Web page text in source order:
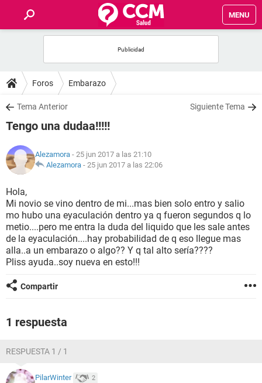
MENU
FOROS
SALUD
FAMILIA
NUTRICIÓN
BIENESTAR
SEXUALIDAD
GLOSARIO
Foros Embarazo
Tema Anterior Siguiente Tema
Tengo una dudaa!!!!!
Alezamora - 25 jun 2017 a las 21:10
Alezamora - 25 jun 2017 a las 22:06
Hola,
Mi novio se vino dentro de mi...mas bien solo entro y salio
mo hubo una eyaculación dentro ya q fueron segundos q lo
metio....pero me entra la duda del liquido que les sale antes
de la eyaculación....hay probabilidad de q eso llegue mas
alla..a un embarazo o algo?? Y q tal alto sería????
Pliss ayuda..soy nueva en esto!!!
Compartir
1 respuesta
RESPUESTA 1 / 1
PilarWinter 2